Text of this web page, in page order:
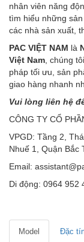
nhân viên năng
tìm hiểu những
các nhà sản xuất,
PAC VIỆT NAM là
Việt Nam , chúng
pháp tối ưu, sản
giao hàng nhanh
Vui lòng liên hệ
CÔNG TY CỔ
VPGD: Tầng 2,
Nhuế 1, Quận Bắc
Email:
Di động: 0964 952
Model Đặc